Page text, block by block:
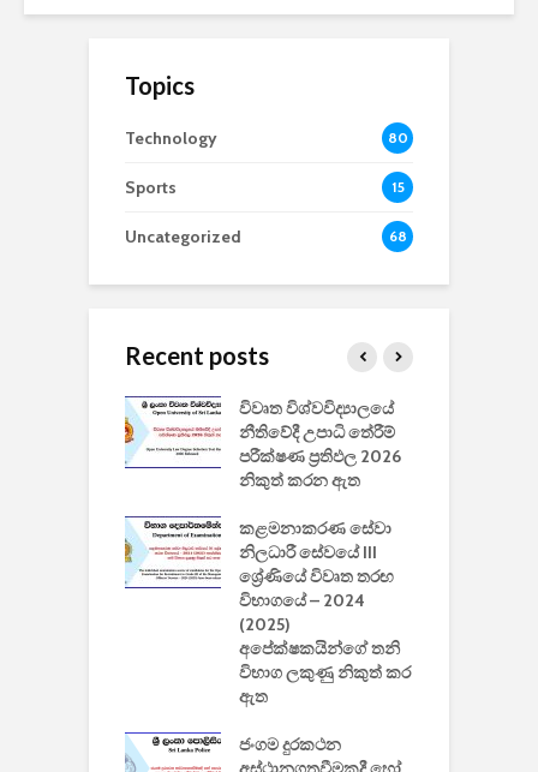
Topics
Technology 80
Sports 15
Uncategorized 68
Recent posts
විවෘත විශ්වවිද්‍යාලයේ
නීතිවේදී උපාධි තේරීම්
පරීක්ෂණ ප්‍රතිඵල 2026
නිකුත් කරන ඇත
කළමනාකරණ සේවා
නිලධාරී සේවයේ III
ශ්‍රේණියේ විවෘත තරඟ
විභාගයේ – 2024
(2025)
අපේක්ෂකයින්ගේ තනි
විභාග ලකුණු නිකුත් කර
ඇත
ජංගම දුරකථන